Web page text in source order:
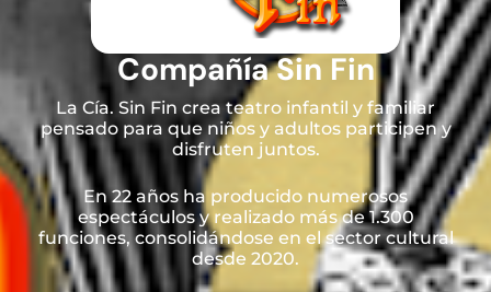
Compañía Sin Fin
La Cía. Sin Fin crea teatro infantil y familiar
pensado para que niños y adultos participen y
disfruten juntos.
En 22 años ha producido numerosos
espectáculos y realizado más de 1.300
funciones, consolidándose en el sector cultural
desde 2020.